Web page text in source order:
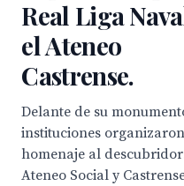
Real Liga
el Ateneo
Castrense.
Delante de su
instituciones
homenaje al
Ateneo Social y